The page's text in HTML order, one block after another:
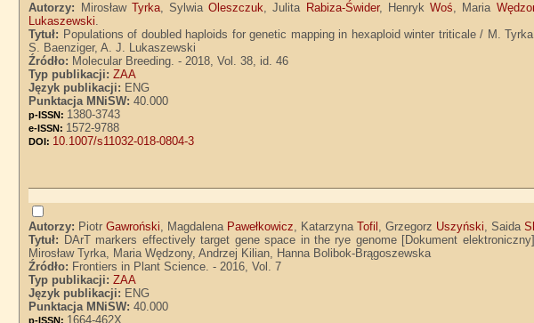
Autorzy: Mirosław Tyrka, SylwiaOleszczuk, Julita Rabiza-Świder, HenrykWoś, Maria
Lukaszewski.
Tytuł: Populations of doubled haploids for genetic mapping in hexaploid winter triticale / M.
S. Baenziger, A. J. Lukaszewski
Źródło: Molecular Breeding. - 2018, Vol. 38, id. 46
Typ publikacji:ZAA
Język publikacji: ENG
Punktacja MNiSW:40.000
p-ISSN: 1380-3743
e-ISSN: 1572-9788
DOI: 10.1007/s11032-018-0804-3
Autorzy: PiotrGawroński, Magdalena Pawełkowicz, KatarzynaTofil , Grzegorz Uszyński, Saida
Tytuł: DArT markers effectively target gene space in the rye genome [Dokument
Mirosław Tyrka, Maria Wędzony, Andrzej Kilian, Hanna Bolibok-Brągoszewska
Źródło: Frontiers in Plant Science. - 2016, Vol. 7
Typ publikacji:ZAA
Język publikacji: ENG
Punktacja MNiSW:40.000
p-ISSN: 1664-462X